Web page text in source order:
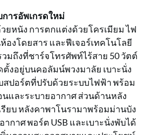
ารอัพเกรดใหม่
หนัง การตกแต่งด้วยโครเมียม ไฟ
องโดยสาร และฟีเจอร์เทคโนโลยี
วมถึงที่ชาร์จโทรศัพท์ไร้สาย 50 วัตต์
งอยู่บนคอลัมน์พวงมาลัย เบาะนั่ง
สปอร์ตที่ปรับด้วยระบบไฟฟ้า พร้อม
และระบายอากาศ ส่วนด้านหลัง
ยบ หลังคาพาโนรามาพร้อมม่านบัง
กาศ พอร์ต USB และเบาะนั่งพับได้